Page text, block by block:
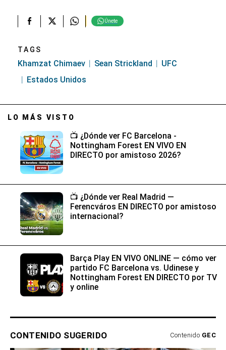
Únete
TAGS
Khamzat Chimaev Sean Strickland
UFC
Estados Unidos
LO MÁS VISTO
📺​ ¿Dónde ver FC Barcelona -
Nottingham Forest EN VIVO EN
DIRECTO por amistoso 2026?
📺​ ¿Dónde ver Real Madrid —
Ferencváros EN DIRECTO por amistoso
internacional?
Barça Play EN VIVO ONLINE — cómo ver
partido FC Barcelona vs. Udinese y
Nottingham Forest EN DIRECTO por TV
y online
CONTENIDO SUGERIDO Contenido GEC